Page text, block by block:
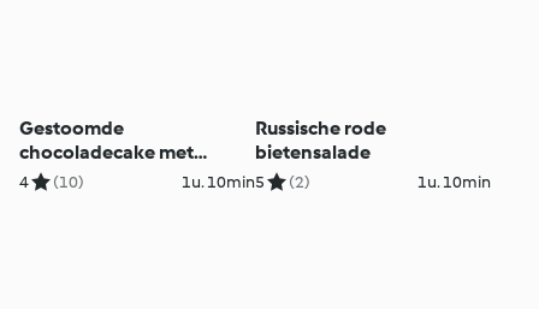
Gestoomde
chocoladecake met
slagroom
4 (10) 1u. 10min
Russische rode
bietensalade
5 (2) 1u. 10min